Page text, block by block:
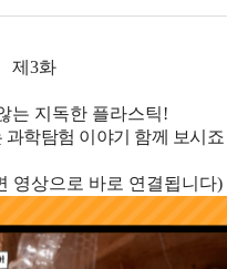
제3화
는 지독한 플라스틱!
학탐험 이야기 함께 보시
영상으로 바로 연결됩니다)